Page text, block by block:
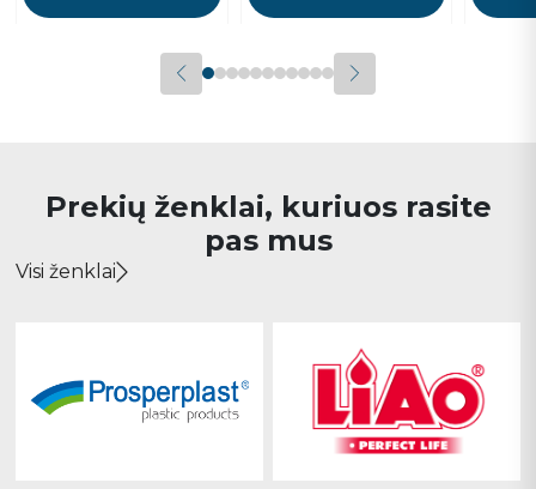
Prekių ženklai, kuriuos rasite
pas mus
Visi ženklai